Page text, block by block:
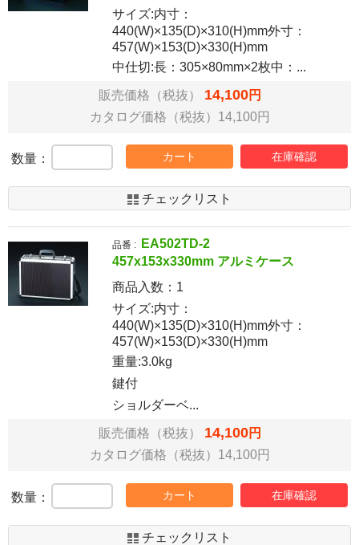
サイズ:内寸：
440(W)×135(D)×310(H)mm外寸：
457(W)×153(D)×330(H)mm
中仕切:長：305×80mm×2枚中：...
販売価格（税抜） 14,100円
カタログ価格（税抜）14,100円
数量： カート 在庫確認
チェックリスト
品番 :
EA502TD-2
457x153x330mm アルミケース
商品入数： 1
サイズ:内寸：
440(W)×135(D)×310(H)mm外寸：
457(W)×153(D)×330(H)mm
重量:3.0kg
鍵付
ショルダーベ...
販売価格（税抜） 14,100円
カタログ価格（税抜）14,100円
数量： カート 在庫確認
チェックリスト